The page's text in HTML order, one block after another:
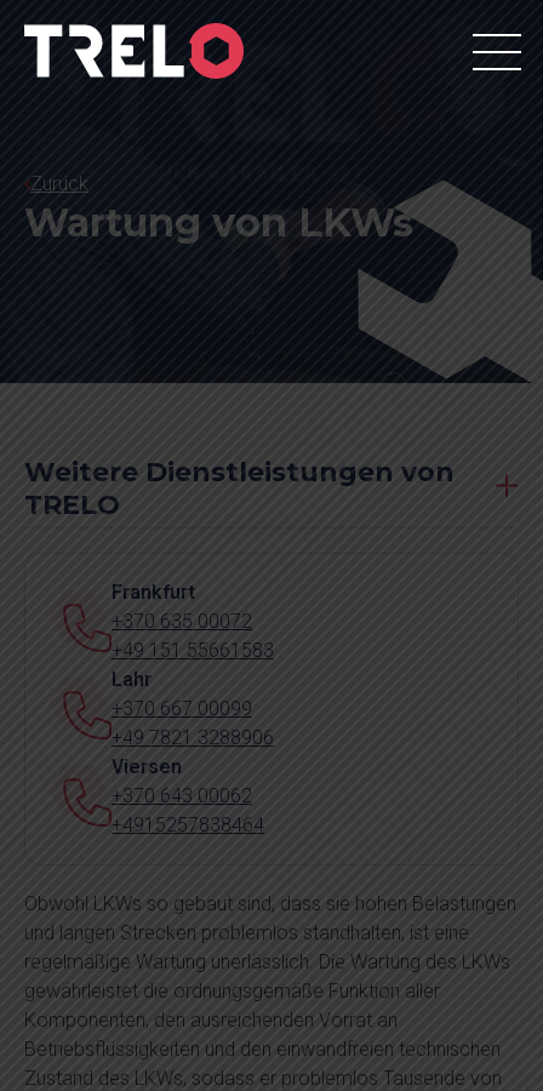
Zurück
Wartung von LKWs
Frankfurt
+370 635 00072
+49 151 55661583
Lahr
+370 667 00099
+49 7821 3288906
Viersen
+370 643 00062
+4915257838464
Obwohl LKWs so gebaut sind, dass sie hohen Belastungen
und langen Strecken problemlos standhalten, ist eine
regelmäßige Wartung unerlässlich. Die Wartung des LKWs
gewährleistet die ordnungsgemäße Funktion aller
Komponenten, den ausreichenden Vorrat an
Betriebsflüssigkeiten und den einwandfreien technischen
Zustand des LKWs, sodass er problemlos Tausende von
Weitere Dienstleistungen von
TRELO